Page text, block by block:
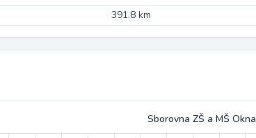
391.8 km
Sborovna ZŠ a MŠ Okna